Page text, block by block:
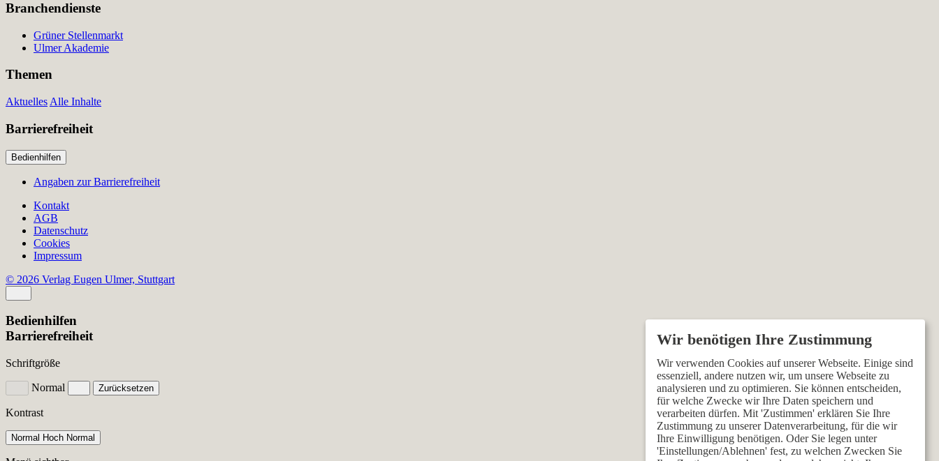
Branchendienste
Grüner Stellenmarkt
Ulmer Akademie
Themen
Aktuelles Alle Inhalte
Barrierefreiheit
Bedienhilfen
Angaben zur Barrierefreiheit
Kontakt
AGB
Datenschutz
Cookies
Impressum
© 2026 Verlag Eugen Ulmer, Stuttgart
Bedienhilfen
Barrierefreiheit
Schriftgröße
Normal Zurücksetzen
Kontrast
Normal Hoch Normal
Wir verwenden Cookies auf unserer Webseite. Einige sind
essenziell, andere nutzen wir, um unsere Webseite zu
analysieren und zu optimieren. Sie können entscheiden,
für welche Zwecke wir Ihre Daten speichern und
verarbeiten dürfen. Mit 'Zustimmen' erklären Sie Ihre
Zustimmung zu unserer Datenverarbeitung, für die wir
Ihre Einwilligung benötigen. Oder Sie legen unter
'Einstellungen/Ablehnen' fest, zu welchen Zwecken Sie